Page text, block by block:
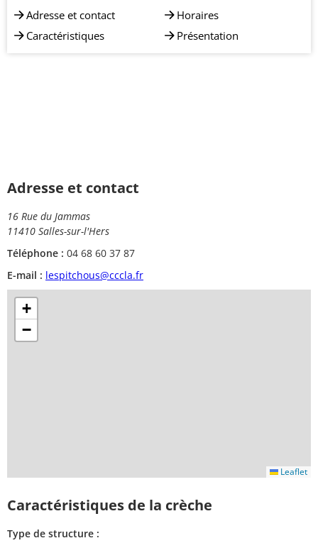
Adresse et contact
Caractéristiques
Horaires
Présentation
Adresse et contact
16 Rue du Jammas
11410 Salles-sur-l'Hers
Téléphone : 04 68 60 37 87
E-mail : lespitchous@cccla.fr
+
−
Leaflet
Caractéristiques de la crèche
Type de structure :